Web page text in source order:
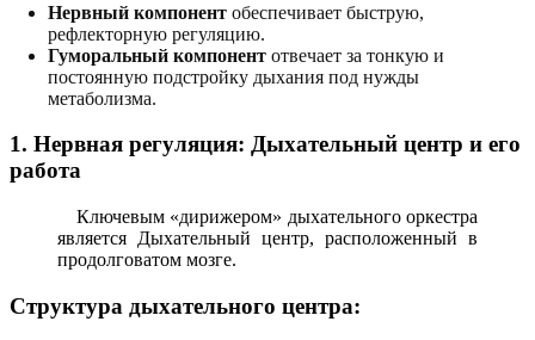
Нервный компонент обеспечивает быструю,
рефлекторную регуляцию.
Гуморальный компонент отвечает за тонкую и
постоянную подстройку дыхания под нужды
метаболизма.
1. Нервная регуляция: Дыхательный центр и его
работа
Ключевым «дирижером» дыхательного оркестра
является Дыхательный центр, расположенный в
продолговатом мозге.
Структура дыхательного центра: